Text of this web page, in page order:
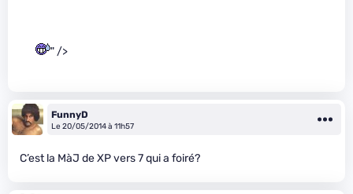
" />
FunnyD
Le 20/05/2014 à 11h57
C’est la MàJ de XP vers 7 qui a foiré?